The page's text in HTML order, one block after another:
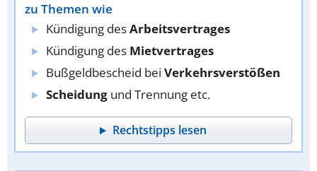
zu Themen wie
Kündigung desArbeitsvertrages
Kündigung des Mietvertrages
Bußgeldbescheid bei Verkehrsverstößen
Scheidung und Trennung etc.
Rechtstipps lesen